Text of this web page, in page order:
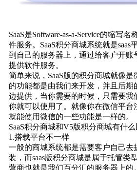
SaaS是Software-as-a-Service的缩写
件服务。SaaS积分商城系统就是saas
到自己的服务器上，通过给客户开账
提供软件服务。
简单来说，SaaS版的积分商城就像
的功能都是由我们来开发，并且后期
边提供，当你需要的时候，只需要我
你就可以使用了。就像你在微信平台
就能使用微信的一些功能是一样的。
SaaS积分商城和V5版积分商城有什么
1.搭载平台不一样
一般的商城系统都是需要客户自己去
装，而saas版积分商城是属于托管类
营商也就是我们百分汇的服务器上的。